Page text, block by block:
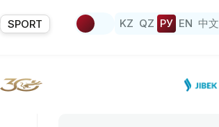
SPORT KZ QZ РУ EN 中文